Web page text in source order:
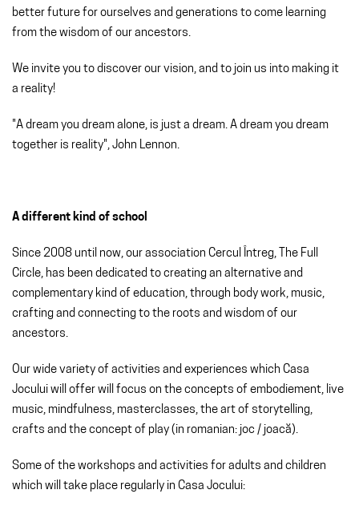
better future for ourselves and generations to come learning
from the wisdom of our ancestors.
We invite you to discover our vision, and to join us into making it
a reality!
"A dream you dream alone, is just a dream. A dream you dream
together is reality", John Lennon.
A different kind of school
Since 2008 until now, our association Cercul Întreg, The Full
Circle, has been dedicated to creating an alternative and
complementary kind of education, through body work, music,
crafting and connecting to the roots and wisdom of our
ancestors.
Our wide variety of activities and experiences which Casa
Jocului will offer will focus on the concepts of embodiement, live
music, mindfulness, masterclasses, the art of storytelling,
crafts and the concept of play (in romanian: joc / joacă).
Some of the workshops and activities for adults and children
which will take place regularly in Casa Jocului: